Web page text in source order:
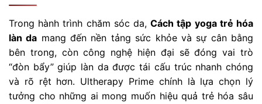
Trong hành trình chăm sóc da,Cách tập yoga trẻ hóa
làn da mang đến nền tảng sức khỏe và sự cân bằng
bên trong, còn công nghệ hiện đại sẽ đóng vai trò
“đòn bẩy” giúp làn da được tái cấu trúc nhanh chóng
và rõ rệt hơn. Ultherapy Prime chính là lựa chọn lý
tưởng cho những ai mong muốn hiệu quả trẻ hóa sâu